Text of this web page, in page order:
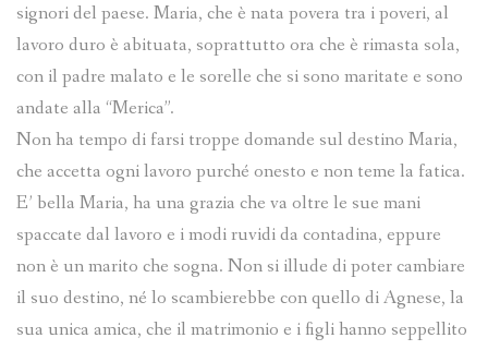
signori del paese. Maria, che è nata povera tra i poveri, al
lavoro duro è abituata, soprattutto ora che è rimasta sola,
con il padre malato e le sorelle che si sono maritate e sono
andate alla “Merica”.
Non ha tempo di farsi troppe domande sul destino Maria,
che accetta ogni lavoro purché onesto e non teme la fatica.
E’ bella Maria, ha una grazia che va oltre le sue mani
spaccate dal lavoro e i modi ruvidi da contadina, eppure
non è un marito che sogna. Non si illude di poter cambiare
il suo destino, né lo scambierebbe con quello di Agnese, la
sua unica amica, che il matrimonio e i figli hanno seppellito